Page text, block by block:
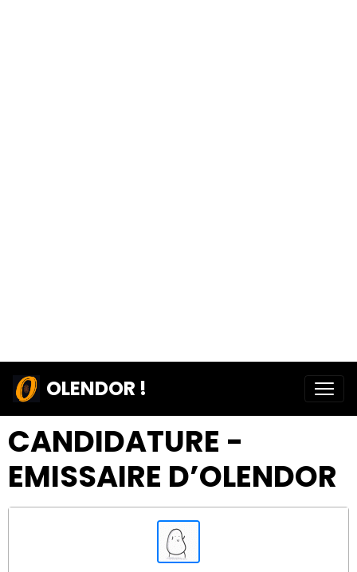
OLENDOR !
CANDIDATURE -
EMISSAIRE D’OLENDOR